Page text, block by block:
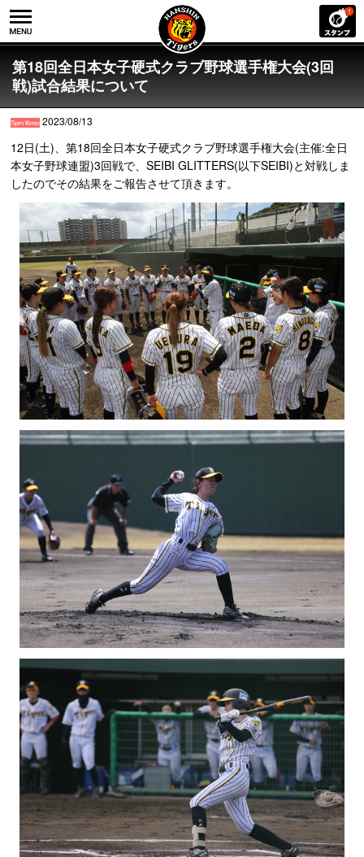
第18回全日本女子硬式クラブ野球選手権大会(3回
戦)試合結果について
2023/08/13
12日(土)、第18回全日本女子硬式クラブ野球選手権大会(主催:全日
本女子野球連盟)3回戦で、SEIBI GLITTERS(以下SEIBI)と対戦しま
したのでその結果をご報告させて頂きます。